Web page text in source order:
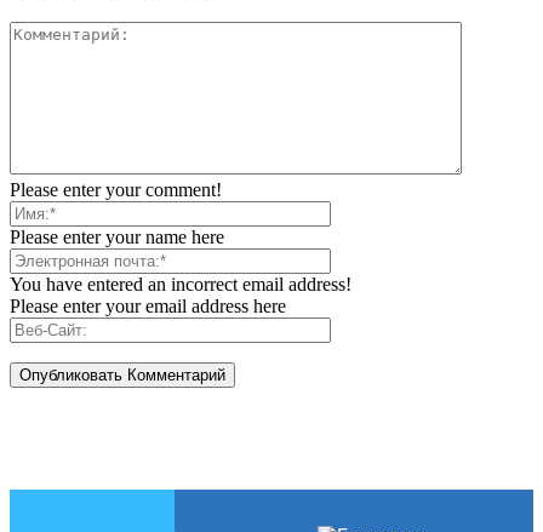
Please enter your comment!
Please enter your name here
You have entered an incorrect email address!
Please enter your email address here